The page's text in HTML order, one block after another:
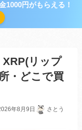
1000円がもらえる！
XRP(リップ
・どこで買
年8月9日 さとう